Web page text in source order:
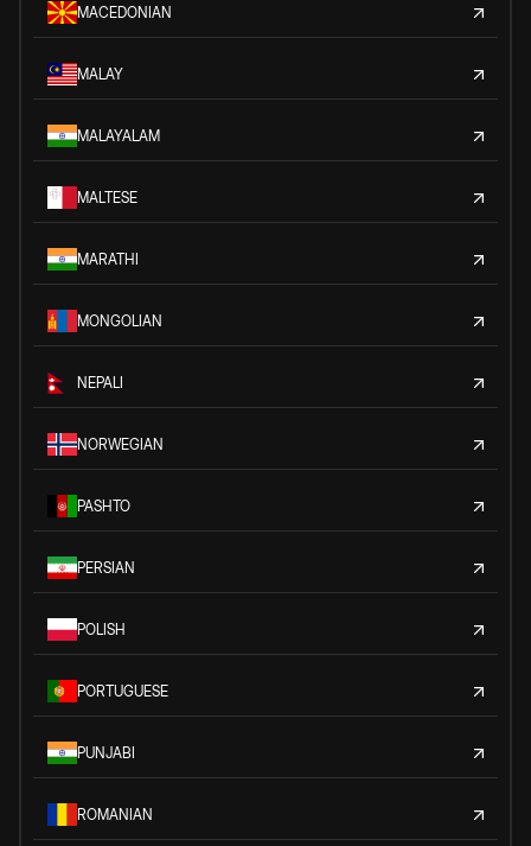
MACEDONIAN
MALAY
MALAYALAM
MALTESE
MARATHI
MONGOLIAN
NEPALI
NORWEGIAN
PASHTO
PERSIAN
POLISH
PORTUGUESE
PUNJABI
ROMANIAN